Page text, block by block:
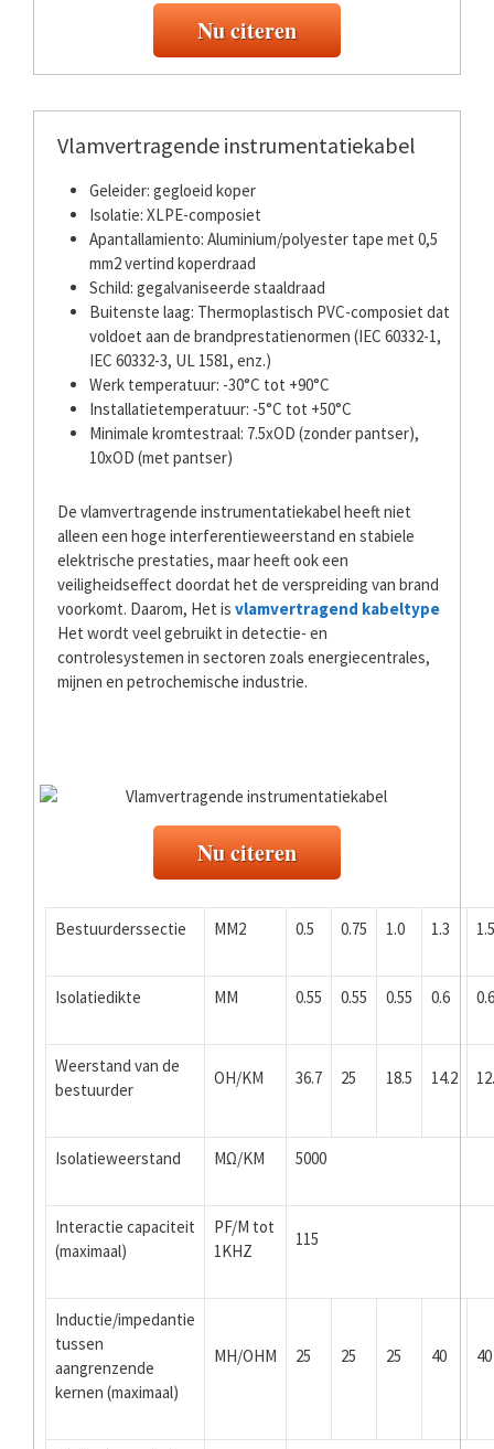
Nu citeren
Vlamvertragende instrumentatiekabel
Geleider: gegloeid koper
Isolatie: XLPE-composiet
Apantallamiento: Aluminium/polyester tape met 0,5
mm2 vertind koperdraad
Schild: gegalvaniseerde staaldraad
Buitenste laag: Thermoplastisch PVC-composiet dat
voldoet aan de brandprestatienormen (IEC 60332-1,
IEC 60332-3, UL 1581, enz.)
Werk temperatuur: -30°C tot +90°C
Installatietemperatuur: -5°C tot +50°C
Minimale kromtestraal: 7.5xOD (zonder pantser),
10xOD (met pantser)
De vlamvertragende instrumentatiekabel heeft niet
alleen een hoge interferentieweerstand en stabiele
elektrische prestaties, maar heeft ook een
veiligheidseffect doordat het de verspreiding van brand
voorkomt. Daarom, Het is vlamvertragend kabeltype
Het wordt veel gebruikt in detectie- en
controlesystemen in sectoren zoals energiecentrales,
mijnen en petrochemische industrie.
Nu citeren
Bestuurderssectie MM2 0.5 0.75 1.0 1.3 1.5
Isolatiedikte MM 0.55 0.55 0.55 0.6 0.6
Weerstand van de
bestuurder
OH/KM 36.7 25 18.5 14.2
Isolatieweerstand MΩ/KM 5000
Interactie capaciteit
(maximaal)
PF/M tot
1KHZ
115
Inductie/impedantie
tussen
aangrenzende
kernen (maximaal)
ΜH/OHM 25 25 25 40 40